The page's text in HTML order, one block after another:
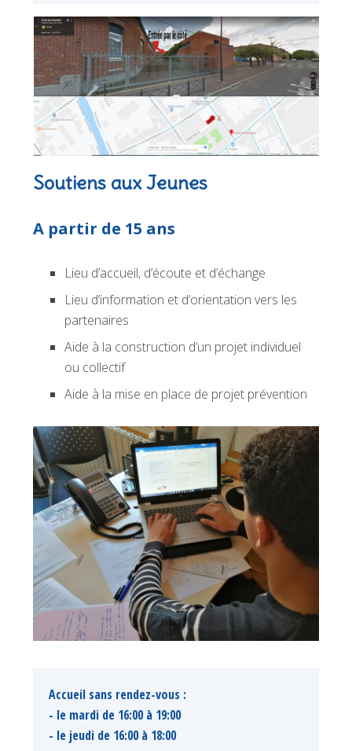
Soutiens aux Jeunes
A partir de 15 ans
Lieu d’accueil, d’écoute et d’échange
Lieu d’information et d’orientation vers les
partenaires
Aide à la construction d’un projet individuel
ou collectif
Aide à la mise en place de projet prévention
Accueil sans rendez-vous :
- le mardi de 16:00 à 19:00
- le jeudi de 16:00 à 18:00